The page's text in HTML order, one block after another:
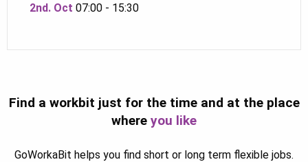
2nd. Oct 07:00 - 15:30
Find a workbit just for the time and at the place
where you like
GoWorkaBit helps you find short or long term flexible jobs.